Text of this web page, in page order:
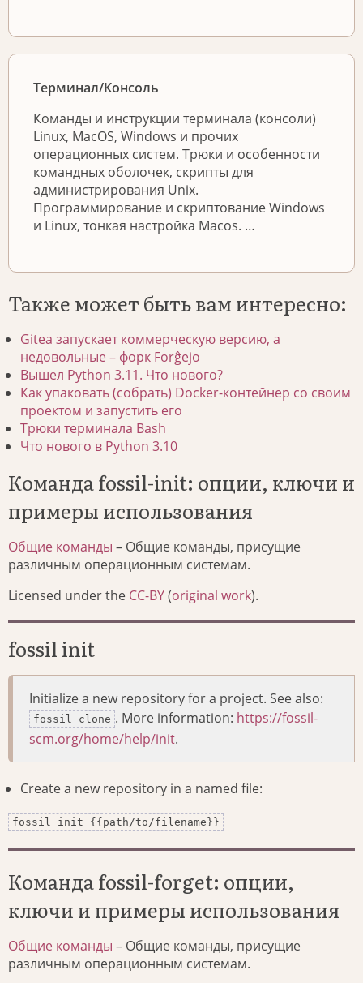
Терминал/Консоль
Команды и инструкции терминала (консоли)
Linux, MacOS, Windows и прочих
операционных систем. Трюки и особенности
командных оболочек, скрипты для
администрирования Unix.
Программирование и скриптование Windows
и Linux, тонкая настройка Macos. …
Также может быть вам интересно:
Gitea запускает коммерческую версию, а
недовольные – форк Forĝejo
Вышел Python 3.11. Что нового?
Как упаковать (собрать) Docker-контейнер со своим
проектом и запустить его
Трюки терминала Bash
Что нового в Python 3.10
Команда fossil-init: опции, ключи и
примеры использования
Общие команды – Общие команды, присущие
различным операционным системам.
Licensed under the CC-BY(original work).
fossil init
Initialize a new repository for a project. See also:
fossil clone . More information: https://fossil-
scm.org/home/help/init.
Create a new repository in a named file:
fossil init {{path/to/filename}}
Команда fossil-forget: опции,
ключи и примеры использования
Общие команды – Общие команды, присущие
различным операционным системам.